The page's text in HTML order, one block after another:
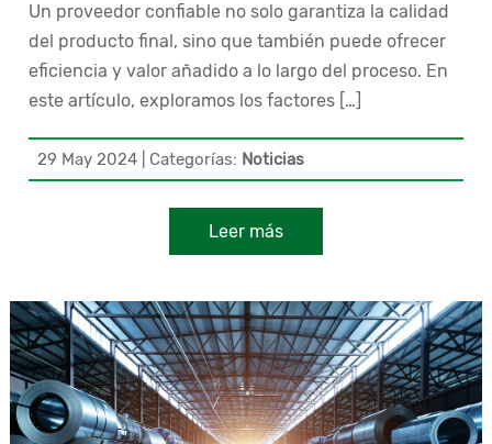
Un proveedor confiable no solo garantiza la calidad
del producto final, sino que también puede ofrecer
eficiencia y valor añadido a lo largo del proceso. En
este artículo, exploramos los factores […]
29 May 2024| Categorías: Noticias
Leer más